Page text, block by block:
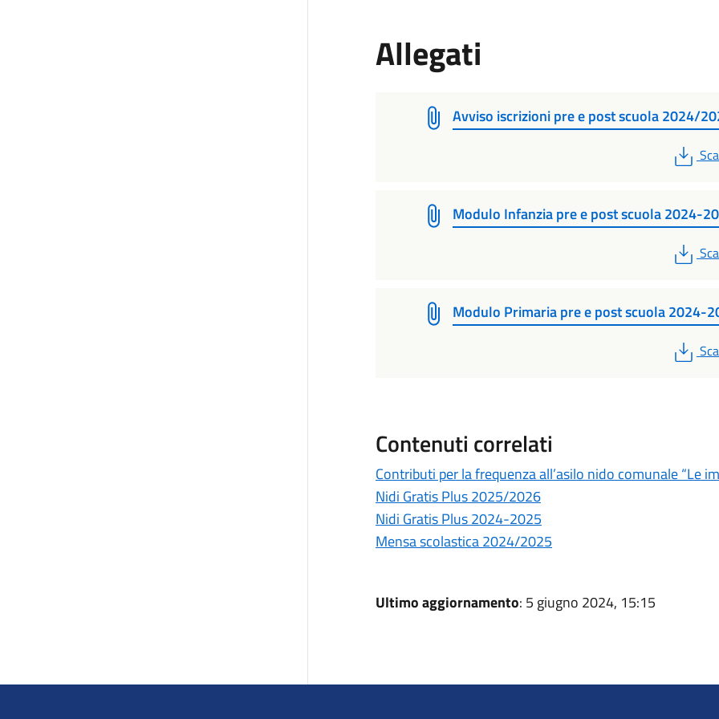
Allegati
Avviso iscrizioni pre e post scuola 2024/
Modulo Infanzia pre e post scuola 2024-
Modulo Primaria pre e post scuola 2024-
Contenuti correlati
Contributi per la frequenza all’asilo nido comunale “Le
Nidi Gratis Plus 2025/2026
Nidi Gratis Plus 2024-2025
Mensa scolastica 2024/2025
Ultimo aggiornamento: 5 giugno 2024, 15:15